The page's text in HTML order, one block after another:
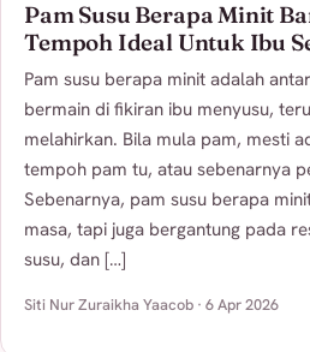
Pam Susu Berapa Minit
Tempoh Ideal Untuk Ibu
Pam susu berapa minit adalah
bermain di fikiran ibu menyusu,
melahirkan. Bila mula pam, mesti
tempoh pam tu, atau sebenarnya
Sebenarnya, pam susu berapa
masa, tapi juga bergantung pada
susu, dan […]
Siti Nur Zuraikha Yaacob · 6 Apr 2026